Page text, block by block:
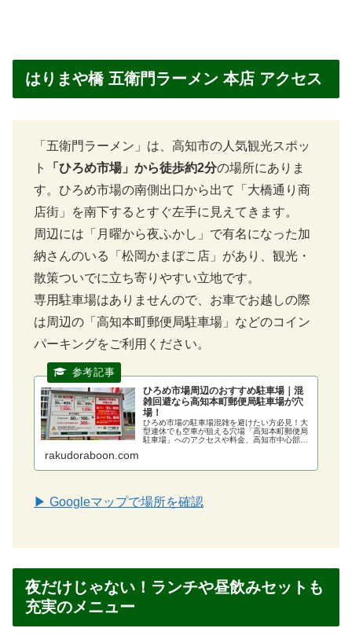
はりまや橋 五衛門ラーメン 本店 アクセス
「五衛門ラーメン」は、高知市の人気観光スポッ
ト
「ひろめ市場」から徒歩約2分の場所にありま
す。ひろめ市場の南側出口から出て「大橋通り商
店街」を南下するとすぐ左手に見えてきます。
周辺には「月曜から夜ふかし」で有名になった加
納さんのいる「松岡かまぼこ店」があり、観光・
散策ついでに立ち寄りやすい立地です。
専用駐車場はありませんので、お車でお越しの際
は周辺の「高知本町郵便局駐車場」などのコイン
パーキングをご利用ください。
ひろめ市場周辺のおすすめ駐車場｜混
雑回避なら高知本町郵便局駐車場が穴
場！
ひろめ市場の駐車場混雑を避けたい方必見！大
型連休でも空車が狙える穴場「高知本町郵便局
駐車場」へのアクセスや料金、高知市中心部の
rakudoraboon.com
▶ Googleマップで場所を確認
夜だけじゃない！ランチや昼飲みセットも
充実のメニュー